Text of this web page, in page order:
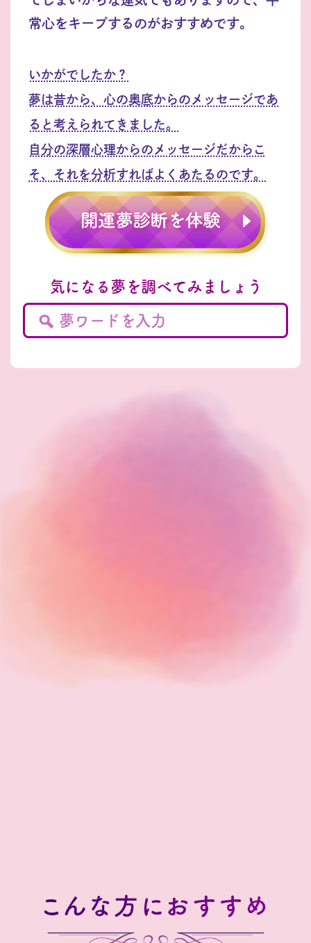
常心をキープするのがおすすめです。
いかがでしたか？
夢は昔から、心の奥底からのメッセージであ
ると考えられてきました。
自分の深層心理からのメッセージだからこ
そ、それを分析すればよくあたるのです。
気になる夢を調べてみましょう